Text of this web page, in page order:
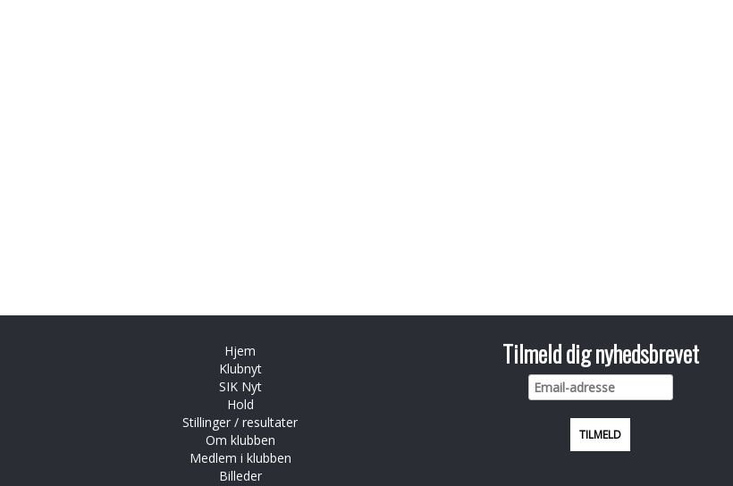
Hjem
Klubnyt
SIK Nyt
Hold
Stillinger / resultater
Om klubben
Medlem i klubben
Billeder
Tilmeld dig nyhedsbrevet